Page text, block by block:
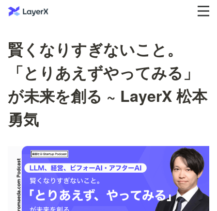
賢くなりすぎないこと。
「とりあえずやってみる」
が未来を創る ~ LayerX 松本
勇気